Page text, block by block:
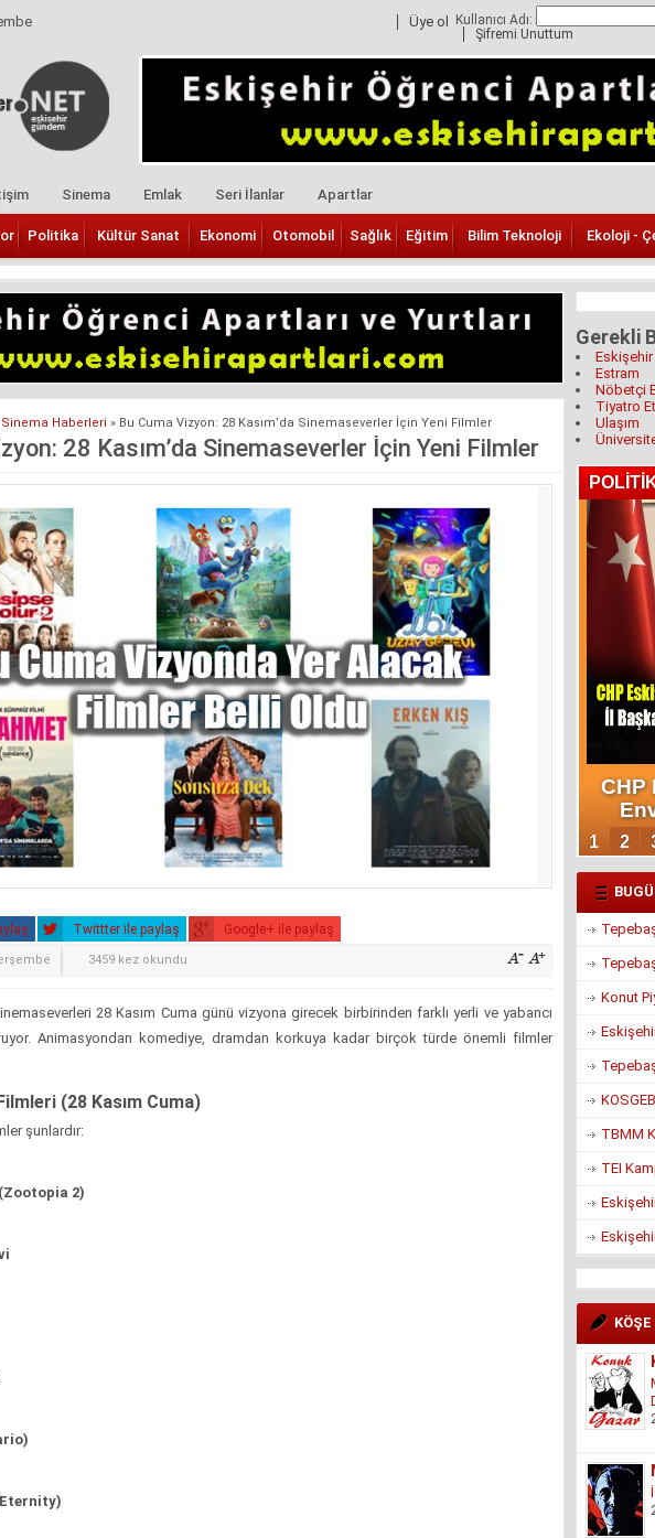
Üye ol Kullanıcı Adı:
Şifremi Unuttum
Sinema Emlak Seri İlanlar Apartlar
Politika Kültür Sanat Ekonomi Otomobil Sağlık Eğitim Bilim Teknoloji Ekoloji -
Sinema Haberleri » Bu Cuma Vizyon: 28 Kasım’da Sinemaseverler İçin Yeni Filmler
28 Kasım’da Sinemaseverler İçin Yeni Filmler
Twittter ile paylaş Google+ ile paylaş
3459 kez okundu
28 Kasım Cuma günü vizyona girecek birbirinden farklı yerli ve yabancı
Animasyondan komediye, dramdan korkuya kadar birçok türde önemli filmler
(28 Kasım Cuma)
şunlardır:
2)
Gerekli
Estram
Nöbetçi
Tiyatro
Ulaşım
Konut
TBMM
TEI